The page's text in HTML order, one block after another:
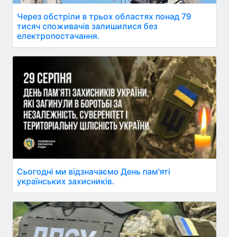
Через обстріли в трьох областях понад 79
тисяч споживачів залишилися без
електропостачання.
Сьогодні ми відзначаємо День пам'яті
українських захисників.